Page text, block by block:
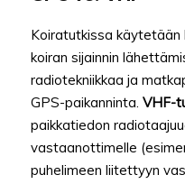
Koiratutkissa käytetään
koiran sijainnin
radiotekniikkaa ja
GPS-paikanninta. VHF-
paikkatiedon
vastaanottimelle
puhelimeen liitettyyn